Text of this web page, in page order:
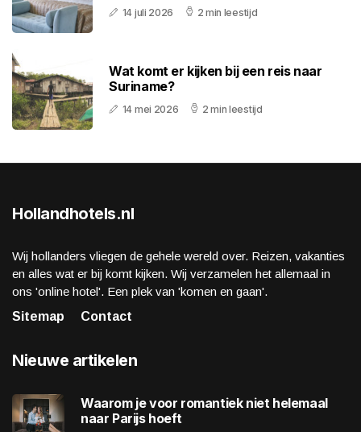
14 juli 2026 2 min leestijd
Wat komt er kijken bij een reis naar
Suriname?
14 mei 2026 2 min leestijd
Hollandhotels.nl
Wij hollanders vliegen de gehele wereld over. Reizen, vakanties
en alles wat er bij komt kijken. Wij verzamelen het allemaal in
ons 'online hotel'. Een plek van 'komen en gaan'.
Sitemap
Contact
Nieuwe artikelen
Waarom je voor romantiek niet helemaal
naar Parijs hoeft